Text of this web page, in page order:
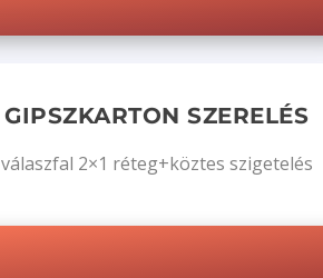
GIPSZKARTON SZERELÉS
válaszfal 2×1 réteg+köztes szigetelés